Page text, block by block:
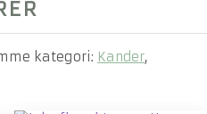
kategori: Kander,